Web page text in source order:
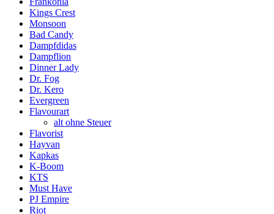
Kings Crest
Monsoon
Bad Candy
Dampfdidas
Dampflion
Dinner Lady
Dr. Fog
Dr. Kero
Evergreen
Flavourart
alt ohne Steuer
Flavorist
Hayvan
Kapkas
K-Boom
KTS
Must Have
PJ Empire
Riot